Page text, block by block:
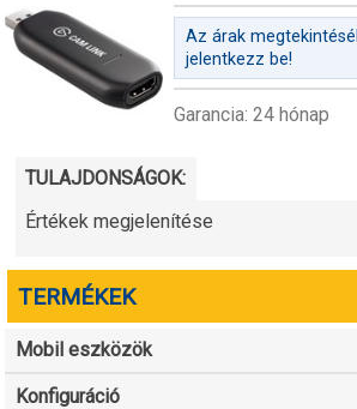
Az árak
jelentkezz be!
Garancia: 24 hónap
TULAJDONSÁGOK:
Értékek megjelenítése
TERMÉKEK
Mobil eszközök
Konfiguráció